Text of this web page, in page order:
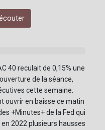
40 reculait de 0,15% une
de la séance,
cette semaine.
ouvrir en baisse ce matin
+Minutes+ de la Fed qui
2022 plusieurs hausses